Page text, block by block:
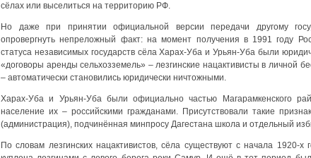
сёлах или выселиться на территорию РФ.
Но даже при принятии официальной версии передачи другому
опровергнуть непреложный факт: на момент получения в 1991 году
статуса независимых государств сёла Харах-Уба и Урьян-Уба были
«договоры аренды сельхозземель» – лезгинские нацактивисты в личной
– автоматически становились юридически ничтожными.
Харах-Уба и Урьян-Уба были официально частью Магарамкенского
население их – российскими гражданами. Присутствовали такие
(администрация), подчинённая минпросу Дагестана школа и отдельный
По словам лезгинских нацактивистов, сёла существуют с начала 1920-